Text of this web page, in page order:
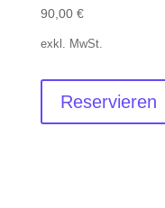
90,00 €
exkl. MwSt.
Reservieren